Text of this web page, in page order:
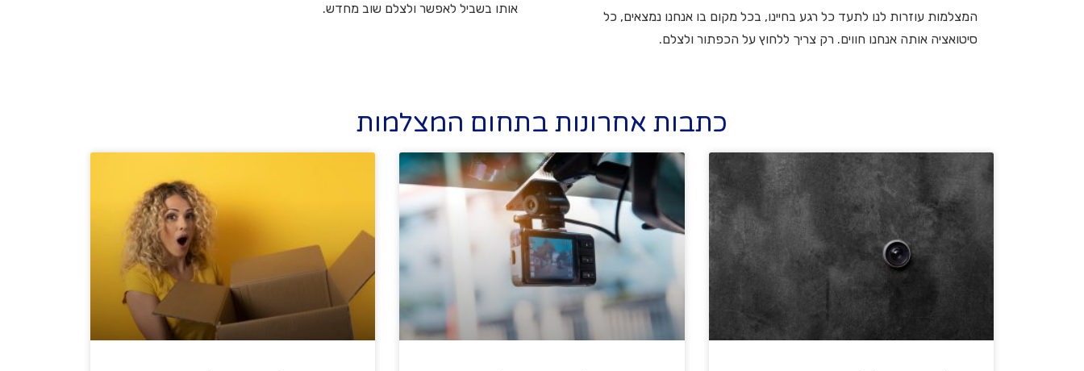
המצלמות עוזרות לנו לתעד כל רגע בחיינו, בכל מקום בו אנחנו נמצאים, כל
סיטואציה אותה אנחנו חווים. רק צריך ללחוץ על הכפתור ולצלם.
אותו בשביל לאפשר ולצלם שוב מחדש.
כתבות אחרונות בתחום המצלמות